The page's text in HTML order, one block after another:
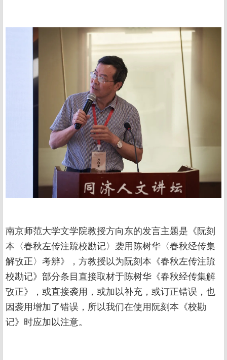
南京师范大学文学院教授方向东的发言主题是《阮刻
本〈春秋左传注䟽校勘记〉袭用陈树华〈春秋经传集
解攷正〉考辨》，方教授以为阮刻本《春秋左传注䟽
校勘记》部分条目直接取材于陈树华《春秋经传集解
攷正》，或直接袭用，或加以补充，或订正错误，也
因袭用增加了错误，所以我们在使用阮刻本《校勘
记》时应加以注意。